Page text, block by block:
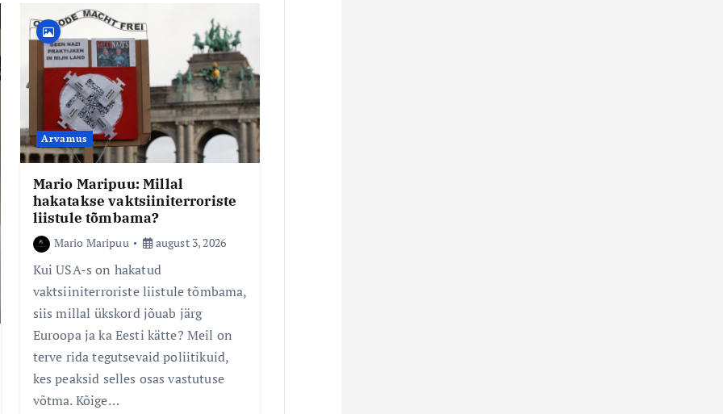
Arvamus
Mario Maripuu: Millal
hakatakse vaktsiiniterroriste
liistule tõmbama?
Mario Maripuu august 3, 2026
Kui USA-s on hakatud
vaktsiiniterroriste liistule tõmbama,
siis millal ükskord jõuab järg
Euroopa ja ka Eesti kätte? Meil on
terve rida tegutsevaid poliitikuid,
kes peaksid selles osas vastutuse
võtma. Kõige…